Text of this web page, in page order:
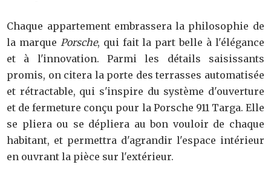
Chaque appartement embrassera la philosophie de
la marque Porsche, qui fait la part belle à l'élégance
et à l'innovation. Parmi les détails saisissants
promis, on citera la porte des terrasses automatisée
et rétractable, qui s'inspire du système d'ouverture
et de fermeture conçu pour la Porsche 911 Targa. Elle
se pliera ou se dépliera au bon vouloir de chaque
habitant, et permettra d'agrandir l'espace intérieur
en ouvrant la pièce sur l'extérieur.